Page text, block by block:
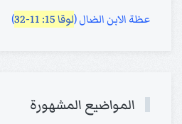
عظة الابن الضال (لوقا 15: 11-32 )
المواضيع المشهورة